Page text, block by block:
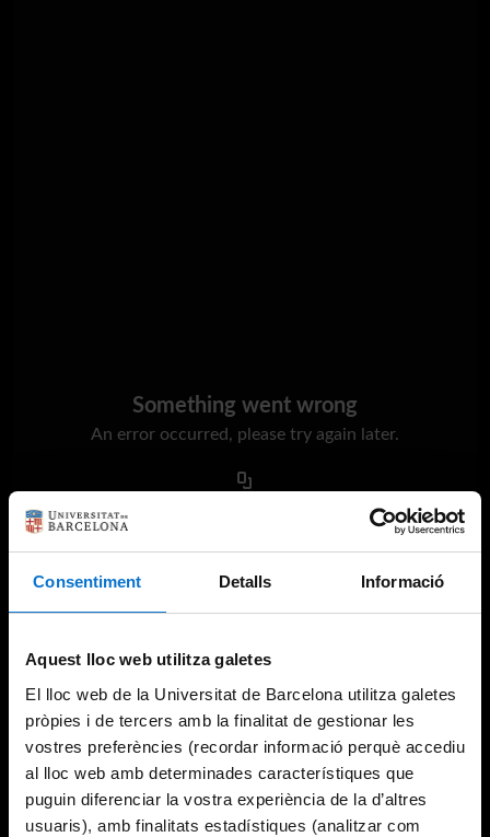
Consentiment Detalls Informació
Aquest lloc web utilitza galetes
El lloc web de la Universitat de Barcelona utilitza galetes
pròpies i de tercers amb la finalitat de gestionar les
vostres preferències (recordar informació perquè accediu
al lloc web amb determinades característiques que
puguin diferenciar la vostra experiència de la d’altres
usuaris), amb finalitats estadístiques (analitzar com
Something went wrong
An error occurred, please try again later.